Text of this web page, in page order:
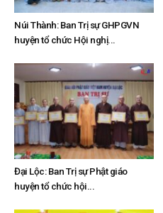
Núi Thành: Ban Trị sự GHPGVN
huyện tổ chức Hội nghị...
Đại Lộc: Ban Trị sự Phật giáo
huyện tổ chức hội...